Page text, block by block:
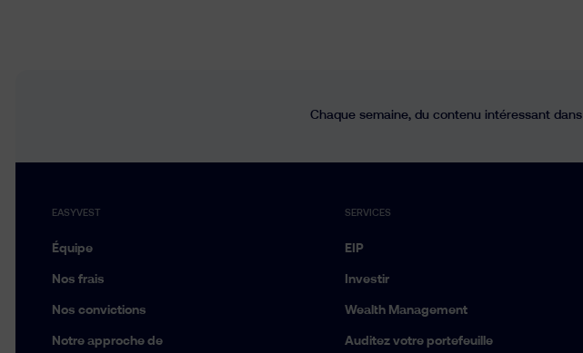
Chaque semaine, du contenu intéressant
EASYVEST
Équipe
Nos frais
Nos convictions
Notre approche de
SERVICES
EIP
Investir
Wealth Management
Auditez votre portefeuille